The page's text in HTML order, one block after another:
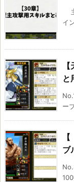
イ
と
ー
ブ